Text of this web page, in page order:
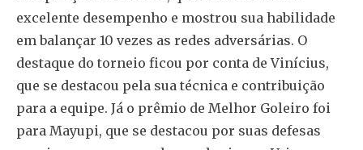
excelente desempenho e mostrou sua habilidade
em balançar 10 vezes as redes adversárias. O
destaque do torneio ficou por conta de Vinícius,
que se destacou pela sua técnica e contribuição
para a equipe. Já o prêmio de Melhor Goleiro foi
para Mayupi, que se destacou por suas defesas